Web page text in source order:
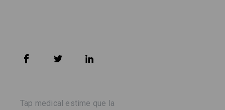
Tap medical estime que la